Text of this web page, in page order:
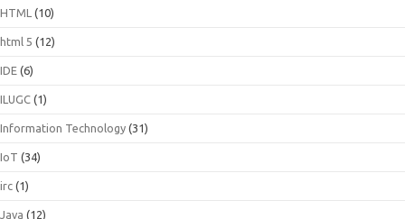
HTML (10)
html 5 (12)
IDE (6)
ILUGC (1)
Information Technology (31)
IoT (34)
irc (1)
Java (12)